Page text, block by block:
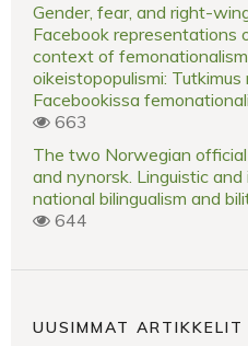
Gender, fear, and right-
Facebook representations
context of
oikeistopopulismi:
Facebookissa
663
The two Norwegian
and nynorsk. Linguistic
national bilingualism and
644
UUSIMMAT ARTIKKELIT